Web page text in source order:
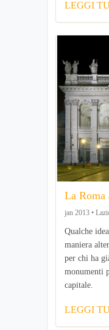
LEGGI
La Roma
jan 2013 •
Qualche
maniera
per chi ha
monumenti
capitale.
LEGGI